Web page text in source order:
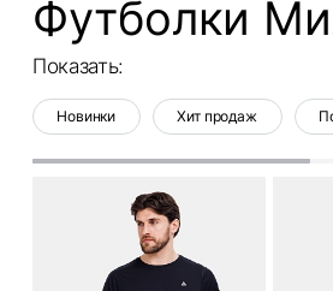
Футболки
Показать:
Новинки Хит продаж